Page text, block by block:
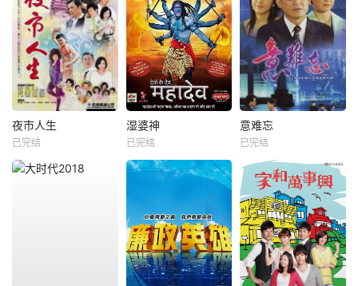
夜市人生
已完结
湿婆神
已完结
意难忘
已完结